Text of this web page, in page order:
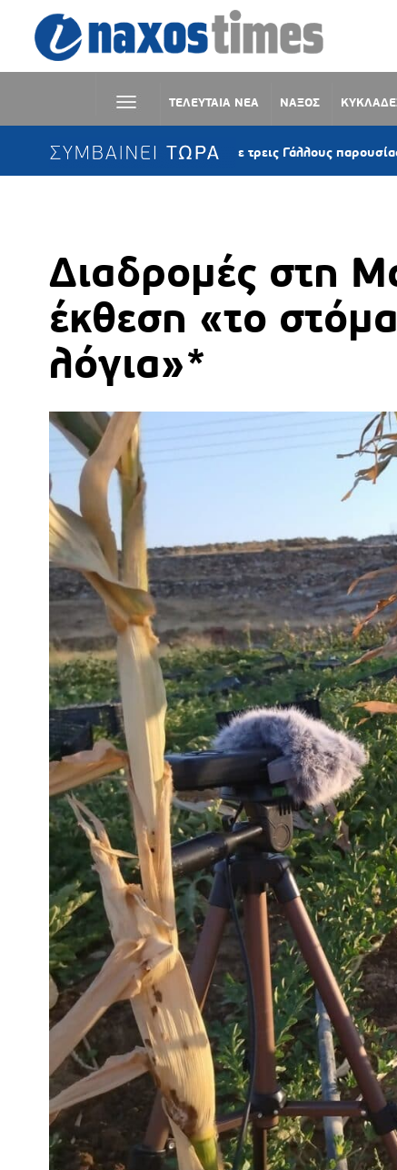
ΤΕΛΕΥΤΑΙΑ ΝΕΑ ΝΑΞΟΣ
ΣΥΜΒΑΙΝΕΙ ΤΩΡΑ
Κέα: Ιστιοφόρο με τρεις Γάλλους παρουσίασε μηχανική
Διαδρομές στη
έκθεση «το
λόγια»*